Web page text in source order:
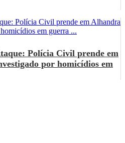
Polícia Civil prende em
por homicídios em